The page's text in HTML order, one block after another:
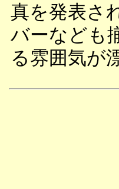
真を発表さ
バーなども
る雰囲気が